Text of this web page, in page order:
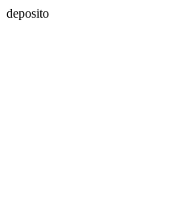
deposito